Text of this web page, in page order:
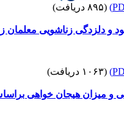
(۸۹۵ دریافت)
و دلزدگی زناشویی معلمان
(۱۰۶۳ دریافت)
و میزان هیجان خواهی